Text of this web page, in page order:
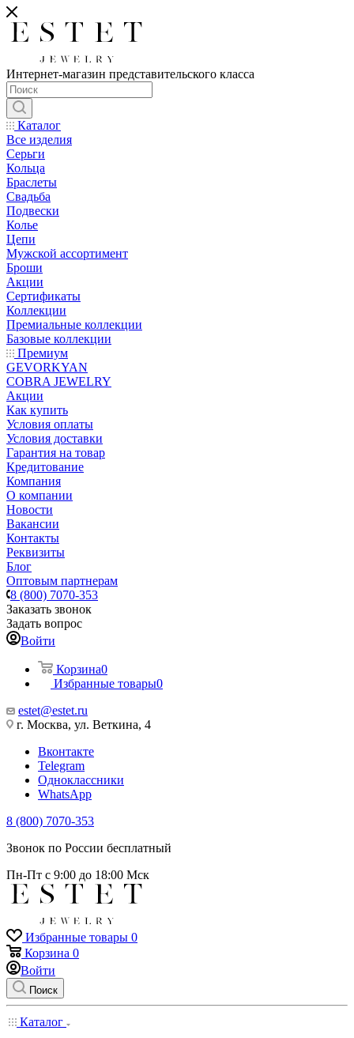
Интернет-магазин представительского класса
Каталог
Все изделия
Серьги
Кольца
Браслеты
Свадьба
Подвески
Колье
Цепи
Мужской ассортимент
Броши
Акции
Сертификаты
Коллекции
Премиальные коллекции
Базовые коллекции
Премиум
GEVORKYAN
COBRA JEWELRY
Акции
Как купить
Условия оплаты
Условия доставки
Гарантия на товар
Кредитование
Компания
О компании
Новости
Вакансии
Контакты
Реквизиты
Блог
Оптовым партнерам
8 (800) 7070-353
Заказать звонок
Задать вопрос
Войти
Корзина0
Избранные товары0
estet@estet.ru
г. Москва, ул. Веткина, 4
Вконтакте
Telegram
Одноклассники
WhatsApp
8 (800) 7070-353
Звонок по России бесплатный
Пн-Пт с 9:00 до 18:00 Мск
Избранные товары 0
Корзина 0
Войти
Поиск
Каталог